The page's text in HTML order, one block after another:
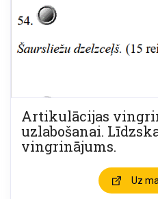
Artikulācijas
uzlabošanai.
vingrinājums.
Uz